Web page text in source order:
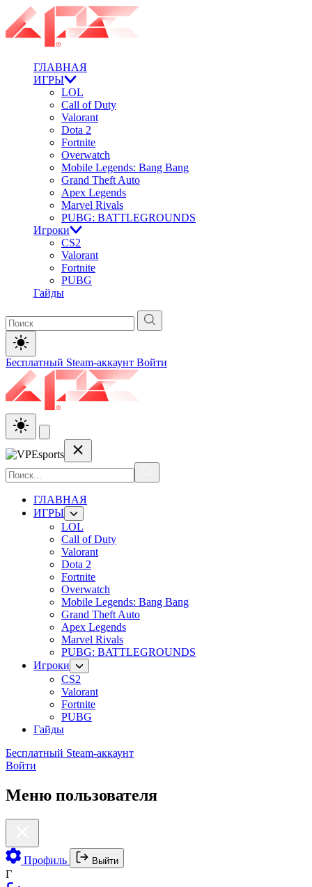
ГЛАВНАЯ
ИГРЫ
LOL
Call of Duty
Valorant
Dota 2
Fortnite
Overwatch
Mobile Legends: Bang Bang
Grand Theft Auto
Apex Legends
Marvel Rivals
PUBG: BATTLEGROUNDS
Игроки
CS2
Valorant
Fortnite
PUBG
Гайды
Бесплатный Steam-аккаунт Войти
ГЛАВНАЯ
ИГРЫ
LOL
Call of Duty
Valorant
Dota 2
Fortnite
Overwatch
Mobile Legends: Bang Bang
Grand Theft Auto
Apex Legends
Marvel Rivals
PUBG: BATTLEGROUNDS
Игроки
CS2
Valorant
Fortnite
PUBG
Гайды
Бесплатный Steam-аккаунт
Войти
Меню пользователя
Профиль Выйти
Г